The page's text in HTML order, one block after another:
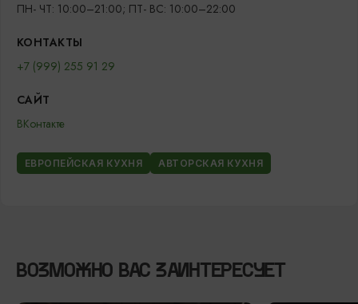
ПН- ЧТ: 10:00–21:00; ПТ- ВС: 10:00–22:00
КОНТАКТЫ
+7 (999) 255 91 29
САЙТ
ВКонтакте
ЕВРОПЕЙСКАЯ КУХНЯ АВТОРСКАЯ КУХНЯ
ВОЗМОЖНО ВАС ЗАИНТЕРЕСУЕТ